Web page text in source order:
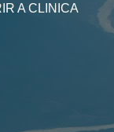
A CLINICA